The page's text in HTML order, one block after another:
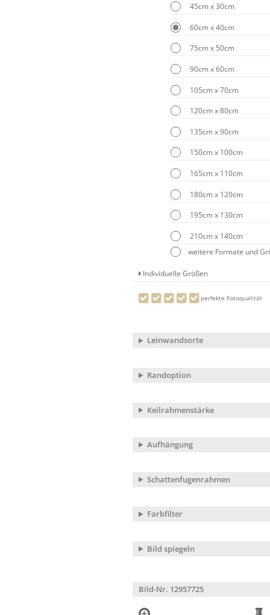
45cm x 30cm
60cm x 40cm
75cm x 50cm
90cm x 60cm
105cm x 70cm
120cm x 80cm
135cm x 90cm
150cm x 100cm
165cm x 110cm
180cm x 120cm
195cm x 130cm
210cm x 140cm
weitere Formate und
Individuelle Größen
perfekte Fotoqualität
Leinwandsorte
Randoption
Keilrahmenstärke
Aufhängung
Schattenfugenrahmen
Farbfilter
Bild spiegeln
Bild-Nr. 12957725